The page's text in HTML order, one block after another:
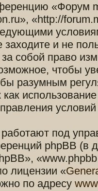
«Форум
«http://
заходите и не
собой право
чтобы
разумным
как
под
phpBB (в
лицензии «
по адресу